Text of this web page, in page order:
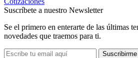
Suscríbete a nuestro Newsletter
Se el primero en enterarte de las últimas
novedades que traemos para ti.
Suscribirme